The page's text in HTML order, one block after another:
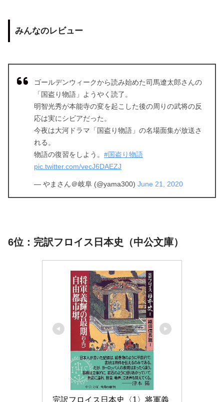
みんなのレビュー
ゴールデンウィークから読み始めた司馬遼太郎さんの
「国盗り物語」ようやく読了。
明智光秀が本能寺の変を起こした後の周りの武将の反
応は実にシビアだった。
今夜は大河ドラマ「国盗り物語」の名場面集が放送さ
れる。
物語の復習をしよう。 #国盗り物語
pic.twitter.com/vecJ6DAEZJ
— やまさん＠岐阜 (@yama300) June 21, 2020
6位：完訳フロイス日本史（中公文庫）
完訳フロイス日本史〈1〉将軍義